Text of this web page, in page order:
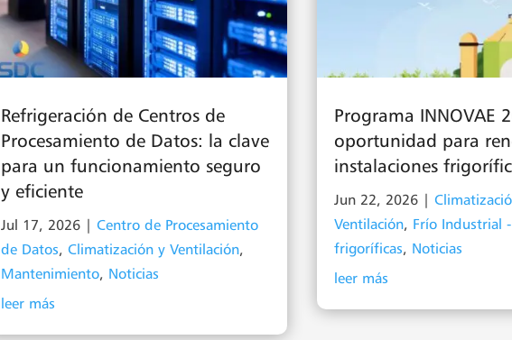
Refrigeración de Centros de
Procesamiento de Datos: la clave
para un funcionamiento seguro
y eficiente
Jul 17, 2026| Centro de Procesamiento
de Datos, Climatización y Ventilación,
Mantenimiento, Noticias
leer más
Programa INNOVAE
oportunidad para
instalaciones
Jun 22, 2026|
Ventilación, Frío Industrial -
frigoríficas, Noticias
leer más